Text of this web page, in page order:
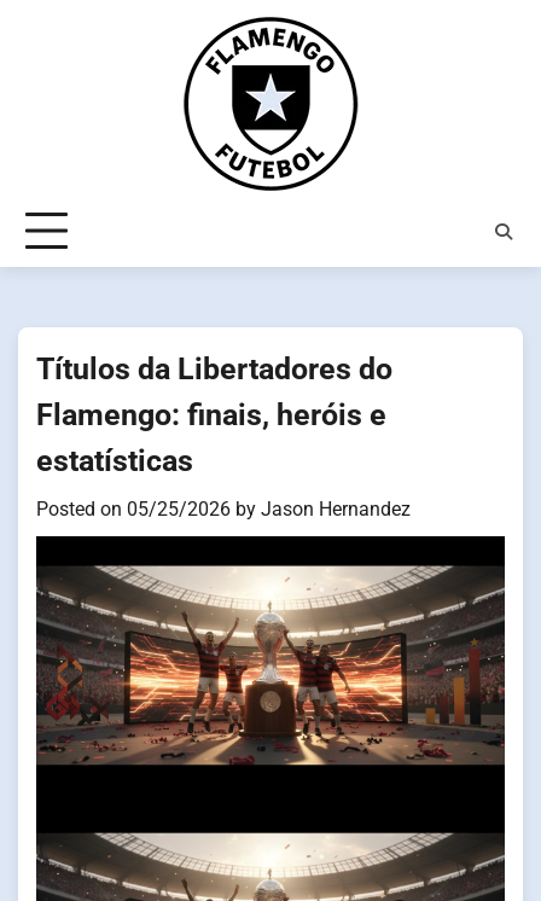
Títulos da Libertadores do
Flamengo: finais, heróis e
estatísticas
Posted on 05/25/2026 by Jason Hernandez